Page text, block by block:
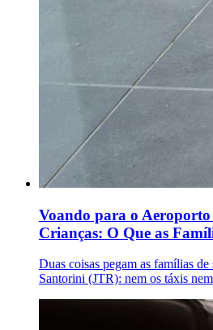
Voando para o
Crianças: O Que as
Duas coisas pegam as famílias
Santorini (JTR): nem os táxis